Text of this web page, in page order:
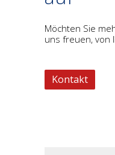
Möchten Sie
uns freuen, von
Kontakt